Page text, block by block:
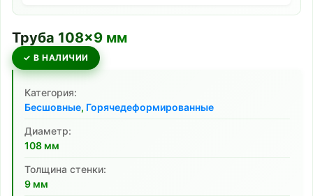
Труба 108×9 мм
✓ В НАЛИЧИИ
Категория:
Бесшовные, Горячедеформированные
Диаметр:
108 мм
Толщина стенки:
9 мм